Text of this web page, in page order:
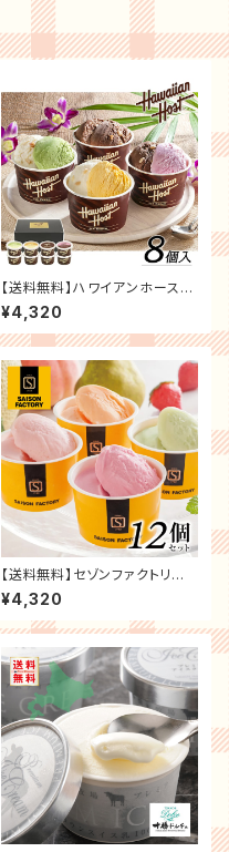
【送料無料】ハワイアンホースト
マカデミアナッツチョコアイス ＜
4種類8個入＞ お祝い お礼 贈
り物 誕生日 記念日 【メーカー
ト プレゼント お取り寄せ
¥4,320
【送料無料】セゾンファクトリ
ー 日本の名産フルーツアイス
＜4種類12個入＞ お祝い お礼
贈り物 誕生日 記念日 スイーツ
¥4,320